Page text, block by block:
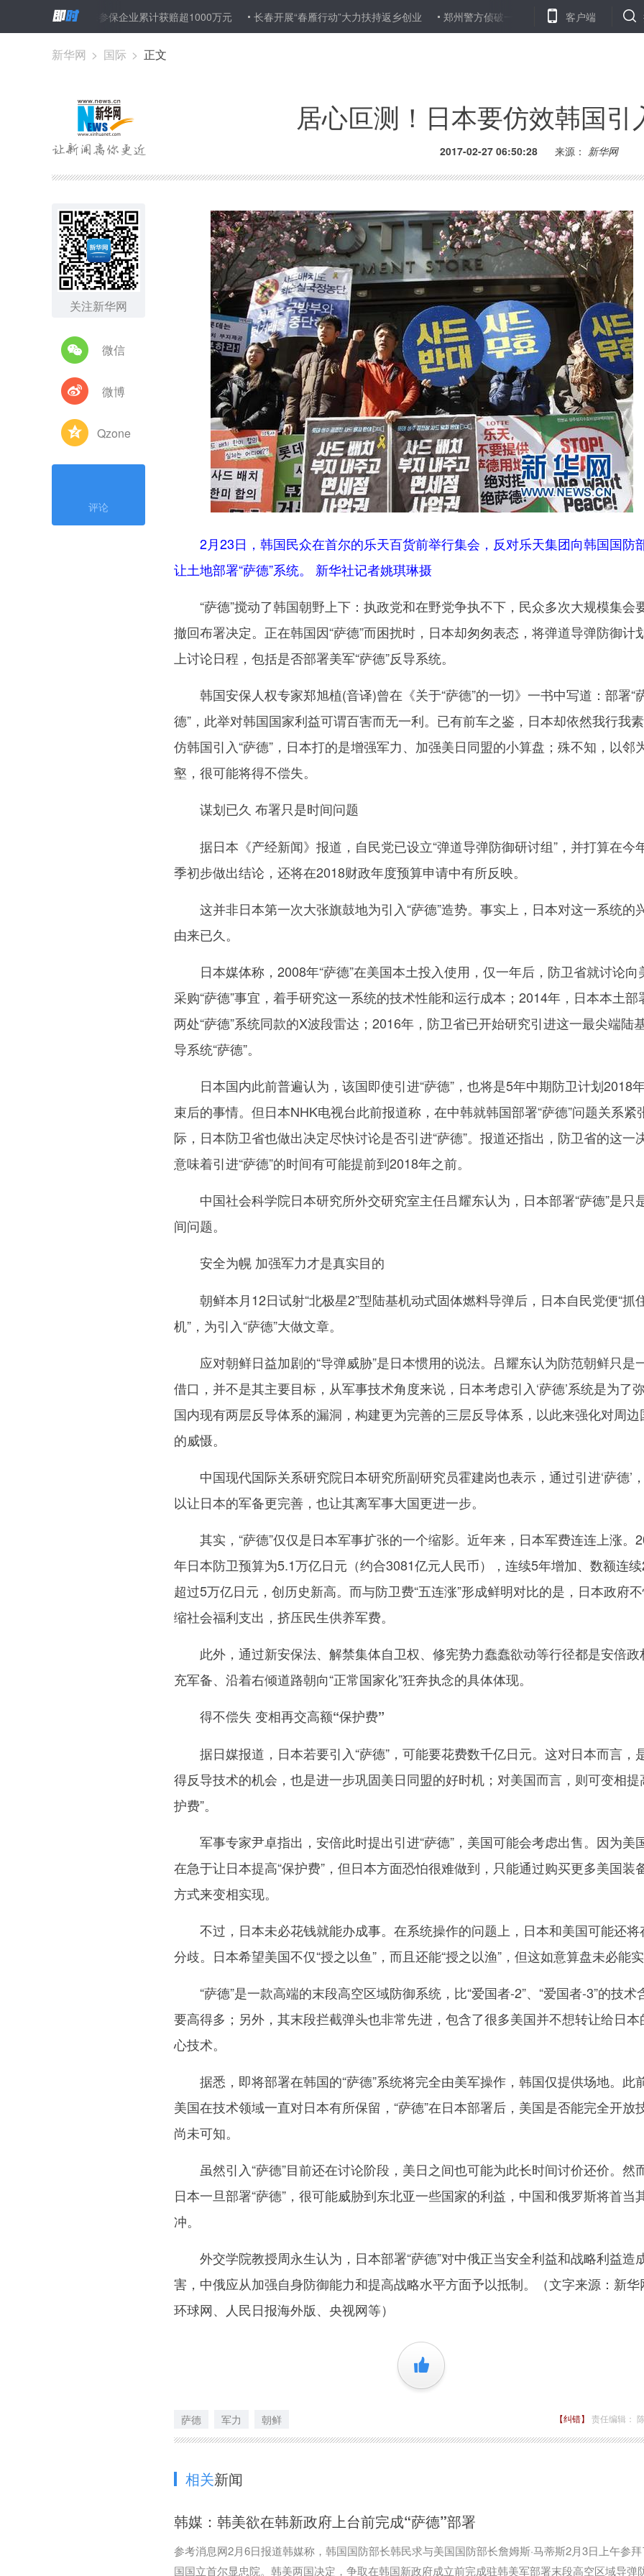
责险”以来参保企业累计获赔超1000万元 长春开展“春雁行动”大力扶持返乡创业 郑州警方侦破一生产销售伪劣红酒案 查获假酒8000余箱
客户端
新华网 > 国际 > 正文
居心叵测！日本要仿效韩国引
2017-02-27 06:50:28 来源： 新华网
关注新华网
微信
微博
Qzone
评论
2月23日，韩国民众在首尔的乐天百货前举行集会，反对乐天集团向韩国国防
让土地部署“萨德”系统。 新华社记者姚琪琳摄
“萨德”搅动了韩国朝野上下：执政党和在野党争执不下，民众多次大规模集会
撤回布署决定。正在韩国因“萨德”而困扰时，日本却匆匆表态，将弹道导弹防御计
上讨论日程，包括是否部署美军“萨德”反导系统。
韩国安保人权专家郑旭植(音译)曾在《关于“萨德”的一切》一书中写道：部署“
德”，此举对韩国国家利益可谓百害而无一利。已有前车之鉴，日本却依然我行我
仿韩国引入“萨德”，日本打的是增强军力、加强美日同盟的小算盘；殊不知，以邻
壑，很可能将得不偿失。
谋划已久 布署只是时间问题
据日本《产经新闻》报道，自民党已设立“弹道导弹防御研讨组”，并打算在今
季初步做出结论，还将在2018财政年度预算申请中有所反映。
这并非日本第一次大张旗鼓地为引入“萨德”造势。事实上，日本对这一系统的
由来已久。
日本媒体称，2008年“萨德”在美国本土投入使用，仅一年后，防卫省就讨论向
采购“萨德”事宜，着手研究这一系统的技术性能和运行成本；2014年，日本本土部
两处“萨德”系统同款的X波段雷达；2016年，防卫省已开始研究引进这一最尖端陆
导系统“萨德”。
日本国内此前普遍认为，该国即使引进“萨德”，也将是5年中期防卫计划2018
束后的事情。但日本NHK电视台此前报道称，在中韩就韩国部署“萨德”问题关系紧
际，日本防卫省也做出决定尽快讨论是否引进“萨德”。报道还指出，防卫省的这一
意味着引进“萨德”的时间有可能提前到2018年之前。
中国社会科学院日本研究所外交研究室主任吕耀东认为，日本部署“萨德”是只
间问题。
安全为幌 加强军力才是真实目的
朝鲜本月12日试射“北极星2”型陆基机动式固体燃料导弹后，日本自民党便“抓
机”，为引入“萨德”大做文章。
应对朝鲜日益加剧的“导弹威胁”是日本惯用的说法。吕耀东认为防范朝鲜只是
借口，并不是其主要目标，从军事技术角度来说，日本考虑引入‘萨德’系统是为了
国内现有两层反导体系的漏洞，构建更为完善的三层反导体系，以此来强化对周边
的威慑。
中国现代国际关系研究院日本研究所副研究员霍建岗也表示，通过引进‘萨德’
以让日本的军备更完善，也让其离军事大国更进一步。
其实，“萨德”仅仅是日本军事扩张的一个缩影。近年来，日本军费连连上涨。
年日本防卫预算为5.1万亿日元（约合3081亿元人民币），连续5年增加、数额连
超过5万亿日元，创历史新高。而与防卫费“五连涨”形成鲜明对比的是，日本政府
缩社会福利支出，挤压民生供养军费。
此外，通过新安保法、解禁集体自卫权、修宪势力蠢蠢欲动等行径都是安倍政
充军备、沿着右倾道路朝向“正常国家化”狂奔执念的具体体现。
得不偿失 变相再交高额“保护费”
据日媒报道，日本若要引入“萨德”，可能要花费数千亿日元。这对日本而言，
得反导技术的机会，也是进一步巩固美日同盟的好时机；对美国而言，则可变相提
护费”。
军事专家尹卓指出，安倍此时提出引进“萨德”，美国可能会考虑出售。因为美
在急于让日本提高“保护费”，但日本方面恐怕很难做到，只能通过购买更多美国装
方式来变相实现。
不过，日本未必花钱就能办成事。在系统操作的问题上，日本和美国可能还将
分歧。日本希望美国不仅“授之以鱼”，而且还能“授之以渔”，但这如意算盘未必能实
“萨德”是一款高端的末段高空区域防御系统，比“爱国者-2”、“爱国者-3”的技术
要高得多；另外，其末段拦截弹头也非常先进，包含了很多美国并不想转让给日本
心技术。
据悉，即将部署在韩国的“萨德”系统将完全由美军操作，韩国仅提供场地。此
美国在技术领域一直对日本有所保留，“萨德”在日本部署后，美国是否能完全开放
尚未可知。
虽然引入“萨德”目前还在讨论阶段，美日之间也可能为此长时间讨价还价。然
日本一旦部署“萨德”，很可能威胁到东北亚一些国家的利益，中国和俄罗斯将首当
冲。
外交学院教授周永生认为，日本部署“萨德”对中俄正当安全利益和战略利益造
害，中俄应从加强自身防御能力和提高战略水平方面予以抵制。（文字来源：新华
环球网、人民日报海外版、央视网等）
+1
萨德 军力 朝鲜 【纠错】 责任编辑：
相关新闻
韩媒：韩美欲在韩新政府上台前完成“萨德”部署
参考消息网2月6日报道韩媒称，韩国国防部长韩民求与美国国防部长詹姆斯·马蒂斯2月3日上午参
国国立首尔显忠院。韩美两国决定，争取在韩国新政府成立前完成驻韩美军部署末段高空区域导弹